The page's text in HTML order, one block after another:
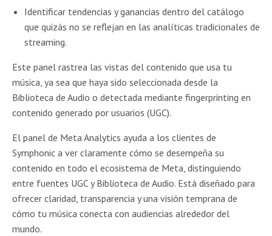
Identificar tendencias y ganancias dentro del catálogo
que quizás no se reflejan en las analíticas tradicionales de
streaming.
Este panel rastrea las vistas del contenido que usa tu
música, ya sea que haya sido seleccionada desde la
Biblioteca de Audio o detectada mediante fingerprinting en
contenido generado por usuarios (UGC).
El panel de Meta Analytics ayuda a los clientes de
Symphonic a ver claramente cómo se desempeña su
contenido en todo el ecosistema de Meta, distinguiendo
entre fuentes UGC y Biblioteca de Audio. Está diseñado para
ofrecer claridad, transparencia y una visión temprana de
cómo tu música conecta con audiencias alrededor del
mundo.